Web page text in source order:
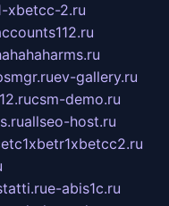
xbetcc-2.ru
ev-gallery.ru
csm-demo.ru
allseo-host.ru
e-abis1c.ru